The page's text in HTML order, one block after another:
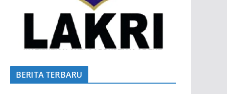
BERITA TERBARU